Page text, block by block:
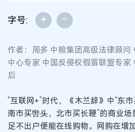
字号: + -
作者：周多 中粮集团高级法律顾问
中心专家 中国反侵权假冒联盟专家
后
“互联网+”时代，《木兰辞》中“东
南市买辔头，北市买长鞭”的商业场
足不出户便能在线购物。网购在增